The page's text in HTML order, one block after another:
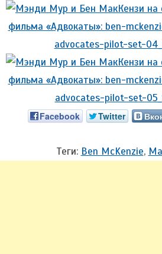
Facebook Twitter
Теги: Ben McKenzie,